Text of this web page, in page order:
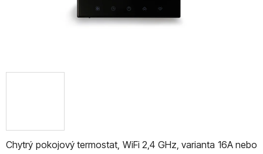
Chytrý pokojový termostat, WiFi 2,4 GHz, varianta 16A nebo